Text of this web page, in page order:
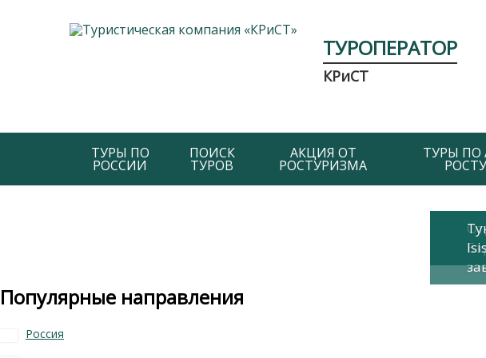
ТУРОПЕРАТОР
КРиСТ
ТУРЫ ПО
РОССИИ
ПОИСК
ТУРОВ
АКЦИЯ ОТ
РОСТУРИЗМА
ТУРЫ ПО
Популярные направления
Россия